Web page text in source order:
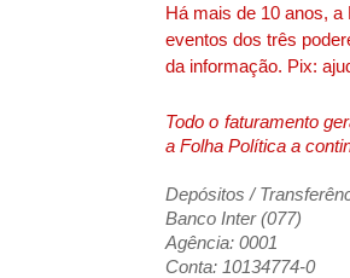
Há mais de 10 anos,
eventos dos três
da informação. Pix:
Todo o faturamento
a Folha Política a
Depósitos /
Banco Inter (077)
Agência: 0001
Conta: 10134774-0